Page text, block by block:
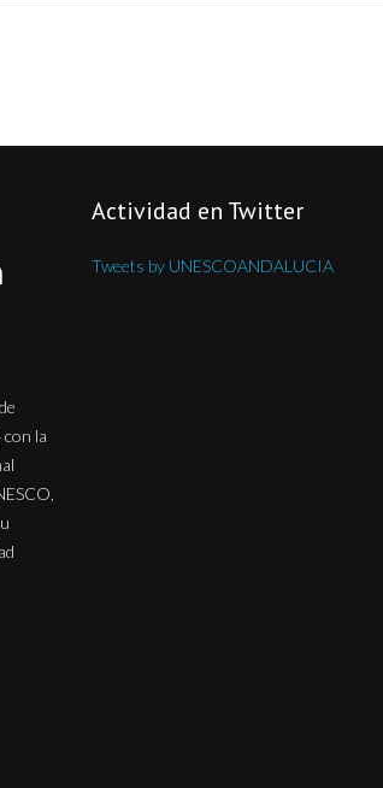
la
Actividad en Twitter
Tweets by UNESCOANDALUCIA